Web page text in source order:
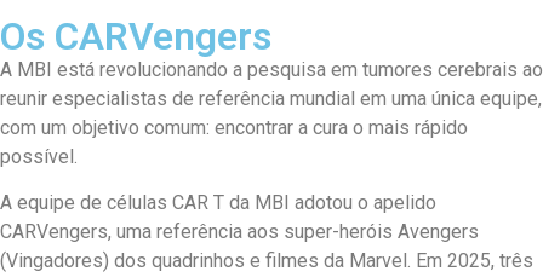
Os CARVengers
A MBI está revolucionando a pesquisa em tumores cerebrais ao
reunir especialistas de referência mundial em uma única equipe,
com um objetivo comum: encontrar a cura o mais rápido
possível.
A equipe de células CAR T da MBI adotou o apelido
CARVengers, uma referência aos super-heróis Avengers
(Vingadores) dos quadrinhos e filmes da Marvel. Em 2025, três